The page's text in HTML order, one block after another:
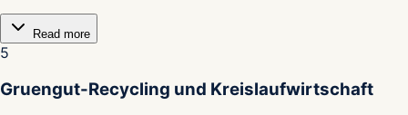
Read more
5
Gruengut-Recycling und Kreislaufwirtschaft